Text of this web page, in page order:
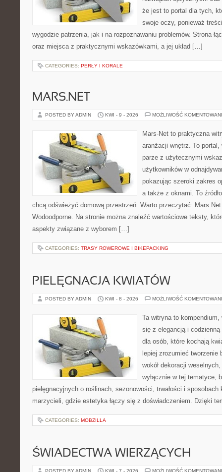
że jest to portal dla tych,
swoje oczy, ponieważ
wygodzie patrzenia, jak i na rozpoznawaniu problemów. Strona
oraz miejsca z praktycznymi wskazówkami, a jej układ […]
CATEGORIES: PERŁY I KORALE
MARS.NET
POSTED BY ADMIN KWI - 9 - 2026 MOŻLIWOŚĆ
Mars-Net to praktyczna
aranżacji wnętrz. To
parze z użytecznymi
użytkowników w
pokazując szeroki zakres
a także z oknami. To
chcą odświeżyć domową przestrzeń. Warto przeczytać:
Wodoodporne. Na stronie można znaleźć wartościowe teksty,
aspekty związane z wyborem […]
CATEGORIES: TRASY ROWEROWE I BIKEPACKING
PIELĘGNACJA KWIATÓW
POSTED BY ADMIN KWI - 8 - 2026 MOŻLIWOŚĆ
Ta witryna to
się z elegancją i
dla osób, które kochają
lepiej zrozumieć tworzenie
wokół dekoracji
wyłącznie w tej tematyce,
pielęgnacyjnych o roślinach, sezonowości, trwałości i sposobach
marzycieli, gdzie estetyka łączy się z doświadczeniem. Dzięki
CATEGORIES: MOBZILLA
ŚWIADECTWA WIERZĄCYCH
POSTED BY ADMIN KWI - 7 - 2026 MOŻLIWOŚĆ